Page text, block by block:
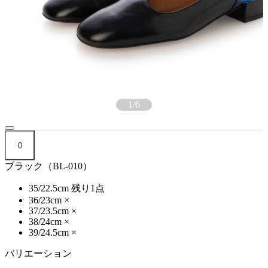
1/6
0
ブラック（BL-010）
35/22.5cm 残り1点
36/23cm ×
37/23.5cm ×
38/24cm ×
39/24.5cm ×
バリエーション